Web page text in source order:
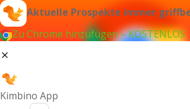
Aktuelle Prospekte immer
Zu Chrome hinzufügen – KOSTENLOS
Kimbino App